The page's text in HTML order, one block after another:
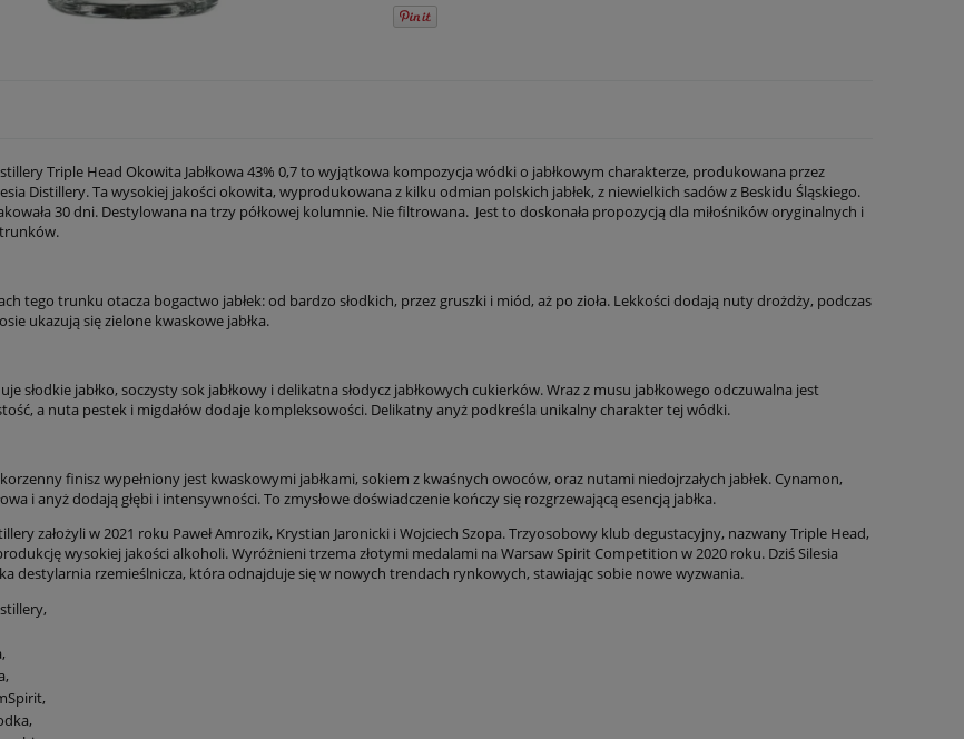
Triple Head Okowita Jabłkowa 43% 0,7 to wyjątkowa kompozycja wódki o jabłkowym charakterze, produkowana przez
Distillery. Ta wysokiej jakości okowita, wyprodukowana z kilku odmian polskich jabłek, z niewielkich sadów z Beskidu Śląskiego.
30 dni. Destylowana na trzy półkowej kolumnie. Nie filtrowana. Jest to doskonała propozycją dla miłośników oryginalnych i
tego trunku otacza bogactwo jabłek: od bardzo słodkich, przez gruszki i miód, aż po zioła. Lekkości dodają nuty drożdży, podczas
ukazują się zielone kwaskowe jabłka.
słodkie jabłko, soczysty sok jabłkowy i delikatna słodycz jabłkowych cukierków. Wraz z musu jabłkowego odczuwalna jest
a nuta pestek i migdałów dodaje kompleksowości. Delikatny anyż podkreśla unikalny charakter tej wódki.
finisz wypełniony jest kwaskowymi jabłkami, sokiem z kwaśnych owoców, oraz nutami niedojrzałych jabłek. Cynamon,
i anyż dodają głębi i intensywności. To zmysłowe doświadczenie kończy się rozgrzewającą esencją jabłka.
założyli w 2021 roku Paweł Amrozik, Krystian Jaronicki i Wojciech Szopa. Trzyosobowy klub degustacyjny, nazwany Triple Head,
wysokiej jakości alkoholi. Wyróżnieni trzema złotymi medalami na Warsaw Spirit Competition w 2020 roku. Dziś Silesia
destylarnia rzemieślnicza, która odnajduje się w nowych trendach rynkowych, stawiając sobie nowe wyzwania.